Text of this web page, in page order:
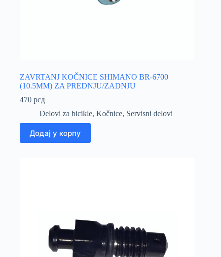
ZAVRTANJ KOČNICE SHIMANO BR-6700
(10.5MM) ZA PREDNJU/ZADNJU
470 рсд
Delovi za bicikle, Kočnice, Servisni delovi
Додај у корпу